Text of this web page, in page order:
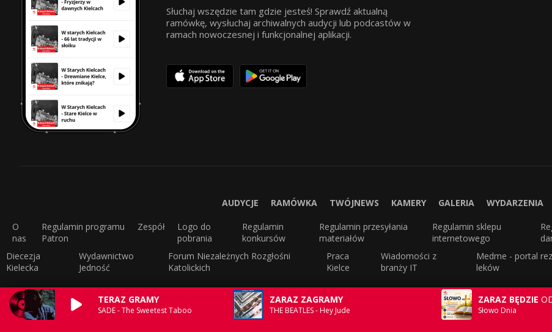
TERAZ GRAMY
SADE - The Sweetest Taboo
ZARAZ ZAGRAMY
THE BEATLES - Hey Jude
ZARAZ BĘDZIE
Słowo Dnia
Słuchaj wszędzie tam gdzie jesteś! Sprawdź aktualną
ramówkę, wysłuchaj archiwalnych audycji lub podcastów w
ramach nowoczesnej i funkcjonalnej aplikacji.
AUDYCJE RAMÓWKA TWÓJNEWS KAMERY GALERIA WYDARZENIA
O
nas
Regulamin programu
Patron
Zespół
Logo do
pobrania
Regulamin
konkursów
Regulamin przesyłania
materiałów
Regulamin sklepu
internetowego
Diecezja
Kielecka
Wydawnictwo
Jedność
Forum Niezależnych Rozgłośni
Katolickich
Praca
Kielce
Wiadomości z
branży IT
Medme - portal
leków